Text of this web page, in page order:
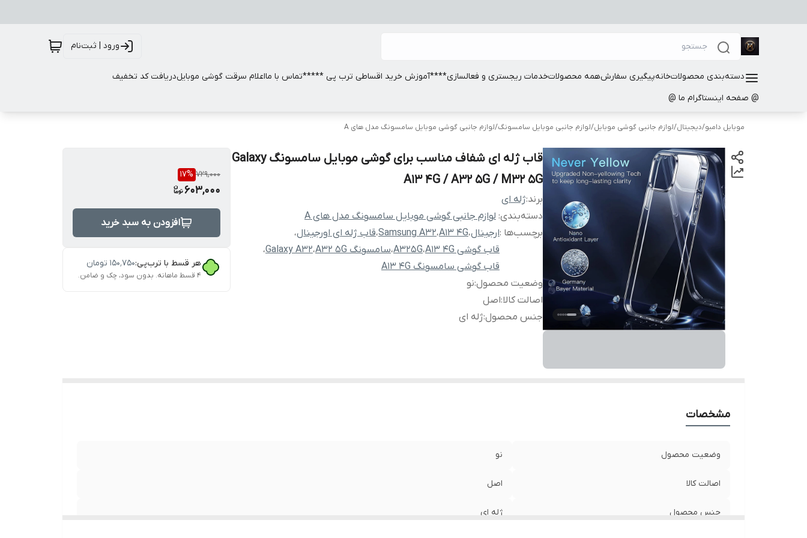
ورود | ثبت‌نام
دسته‌بندی محصولاتخانهپیگیری سفارشهمه محصولاتخدمات ریجستری و فعالسازی****آموزش خرید اقساطی ترب پی *****تماس با مااعلام سرقت گوشی موبایلدریافت کد تخفیف
@ صفحه اینستاگرام ما @
موبایل دامبو/دیجیتال/لوازم جانبی گوشی موبایل/لوازم جانبی موبایل سامسونگ/لوازم جانبی گوشی موبایل سامسونگ مدل های A
قاب ژله ای شفاف مناسب برای گوشی موبایل سامسونگ Galaxy
A13 4G / A32 5G / M32 5G
برند:ژله ای
دسته‌بندی: لوازم جانبی گوشی موبایل سامسونگ مدل های A
برچسب‌ها :ارجینال،A13 4G،Samsung A32،قاب ژله ای اورجینال،
قاب گوشی A13 4G
،A325G،سامسونگ A32 5G ،Galaxy A32،
قاب گوشی سامسونگ A13 4G
وضعیت محصول:نو
اصالت کالا:اصل
جنس محصول:ژله ای
729,000
17%
603,000
افزودن به سبد خرید
هر قسط با ترب‌پی:۱۵۰٬۷۵۰ تومان
۴ قسط ماهانه. بدون سود، چک و ضامن.
مشخصات
وضعیت محصول نو
اصالت کالا اصل
جنس محصول ژله ای